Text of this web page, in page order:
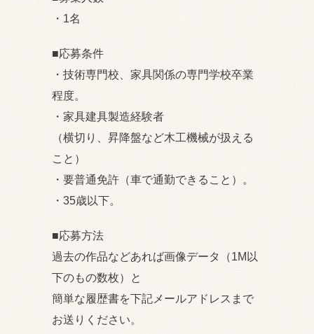
・1名
■応募条件
・技術専門校、家具関係の専門学校卒業
程度。
・家具建具製造経験者
（横切り、昇降盤など木工機械が扱える
こと）
・要普通免許（車で通勤できること）。
・35歳以下。
■応募方法
過去の作品などあれば画像データ（1M以
下のもの数枚）と
簡単な履歴書を下記メールアドレスまで
お送りください。